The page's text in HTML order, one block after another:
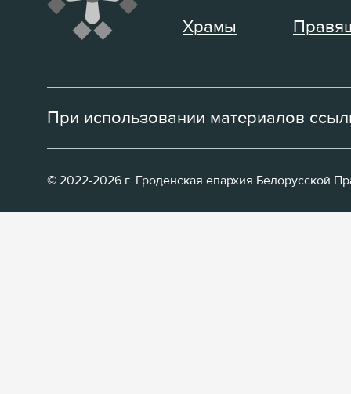
Храмы
При использовании материалов
© 2022-2026 г. Гроденская епархия Белорусской